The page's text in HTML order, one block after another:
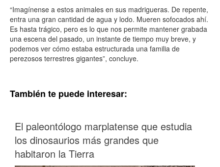
“Imagínense a estos animales en sus madrigueras. De repente,
entra una gran cantidad de agua y lodo. Mueren sofocados ahí.
Es hasta trágico, pero es lo que nos permite mantener grabada
una escena del pasado, un instante de tiempo muy breve, y
podemos ver cómo estaba estructurada una familia de
perezosos terrestres gigantes”, concluye.
También te puede interesar:
El paleontólogo marplatense que estudia
los dinosaurios más grandes que
habitaron la Tierra